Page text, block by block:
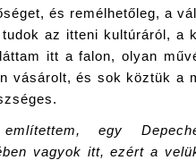
és remélhetőleg, a
az itteni kultúráról, a
itt a falon, olyan
vásárolt, és sok köztük a
egy
vagyok itt, ezért a